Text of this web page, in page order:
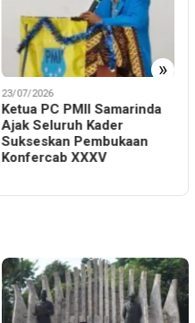
»
23/07/2026
Ketua PC PMII Samarinda
Ajak Seluruh Kader
Sukseskan Pembukaan
Konfercab XXXV